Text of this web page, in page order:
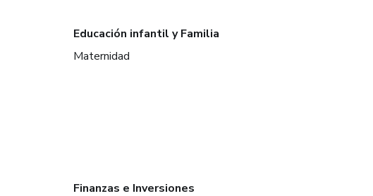
Educación infantil y Familia
Maternidad
Finanzas e Inversiones